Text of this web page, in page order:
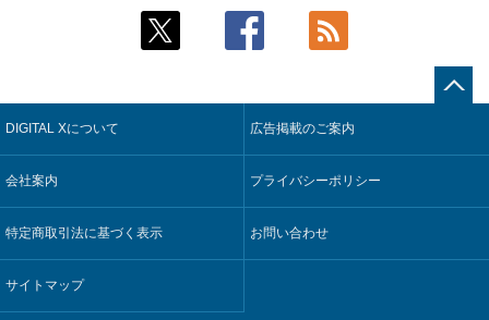
Umios、消費者起点の販売計画策定に向けたAIシステムを本格
コスモ石油、製油所の設備点検への四足歩行ロボット利用を
検証
【COMPUTEX 2026：Arm編】チップ自社製造で鍵を握る台
5 フィジカルAIが迫る“人と機械の役割の再設計”【第3回】
鹿島建設、鋼管柱へのコンクリート充填時の異常を検出する
AIを遠隔監視システムに実装
そもそも今の仕事はAIエージェントを求めているのか【第25
回】
近大病院と中外製薬、治験参加者組み入れに電子カルテとAI
5
製造業の現場の暗黙知を組織横断で活用するためのナレッジ
管理基盤、LIGHTzが提供
DIGITAL Xについて 広告掲載のご案内
会社案内 プライバシーポリシー
特定商取引法に基づく表示 お問い合わせ
サイトマップ